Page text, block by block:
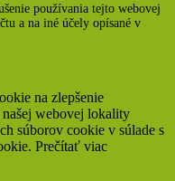
používania tejto webovej
a na iné účely opísané v
na zlepšenie
webovej lokality
súborov cookie v súlade s
Prečítať viac